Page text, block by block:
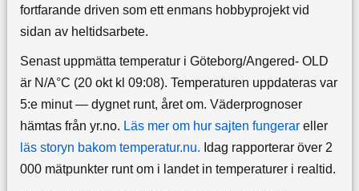
fortfarande driven som ett enmans hobbyprojekt vid
sidan av heltidsarbete.
Senast uppmätta temperatur i Göteborg/Angered- OLD
är N/A°C (20 okt kl 09:08). Temperaturen uppdateras var
5:e minut — dygnet runt, året om. Väderprognoser
hämtas från yr.no. Läs mer om hur sajten fungerareller
läs storyn bakom temperatur.nu. Idag rapporterar över 2
000 mätpunkter runt om i landet in temperaturer i realtid.